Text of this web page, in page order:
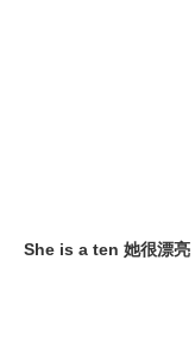
She is a ten 她很漂亮